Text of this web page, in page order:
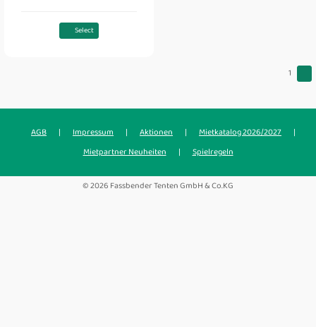
Select
1
AGB | Impressum | Aktionen | Mietkatalog 2026/2027
|
Mietpartner Neuheiten
| Spielregeln
© 2026 Fassbender Tenten GmbH & Co.KG